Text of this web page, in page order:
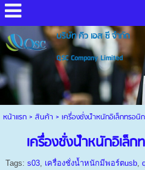
บริษัท คิว
QSC
หน้าแรก> สินค้า > เครื่องชั่งน้ําหนักอิเล็กทรอนิ
เครื่องชั่งน้ําหนักอิเล็
Tags: s03, เครื่องชั่งน้ำหนักมีพอร์ตusb,